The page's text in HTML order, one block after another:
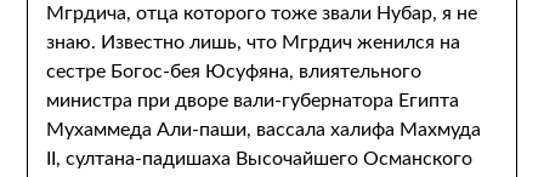
Мгрдича, отца которого тоже звали Нубар, я не
знаю. Известно лишь, что Мгрдич женился на
сестре Богос-бея Юсуфяна, влиятельного
министра при дворе вали-губернатора Египта
Мухаммеда Али-паши, вассала халифа Махмуда
II, султана-падишаха Высочайшего Османского